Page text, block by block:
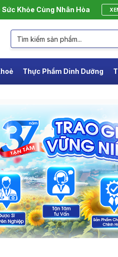
Khỏe Cùng Nhân Hòa
Thực Phẩm Dinh Dưỡng